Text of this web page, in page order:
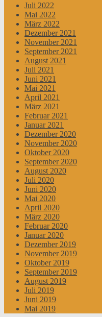
Juli 2022
Mai 2022
März 2022
Dezember 2021
November 2021
September 2021
August 2021
Juli 2021
Juni 2021
Mai 2021
April 2021
März 2021
Februar 2021
Januar 2021
Dezember 2020
November 2020
Oktober 2020
September 2020
August 2020
Juli 2020
Juni 2020
Mai 2020
April 2020
März 2020
Februar 2020
Januar 2020
Dezember 2019
November 2019
Oktober 2019
September 2019
August 2019
Juli 2019
Juni 2019
Mai 2019